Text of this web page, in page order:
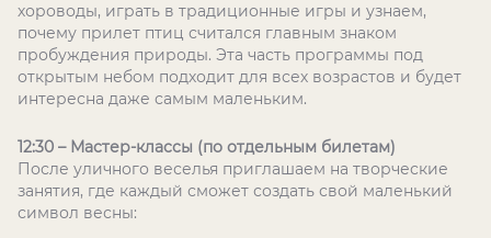
хороводы, играть в традиционные игры и узнаем,
почему прилет птиц считался главным знаком
пробуждения природы. Эта часть программы под
открытым небом подходит для всех возрастов и будет
интересна даже самым маленьким.
12:30 – Мастер-классы (по отдельным билетам)
После уличного веселья приглашаем на творческие
занятия, где каждый сможет создать свой маленький
символ весны: